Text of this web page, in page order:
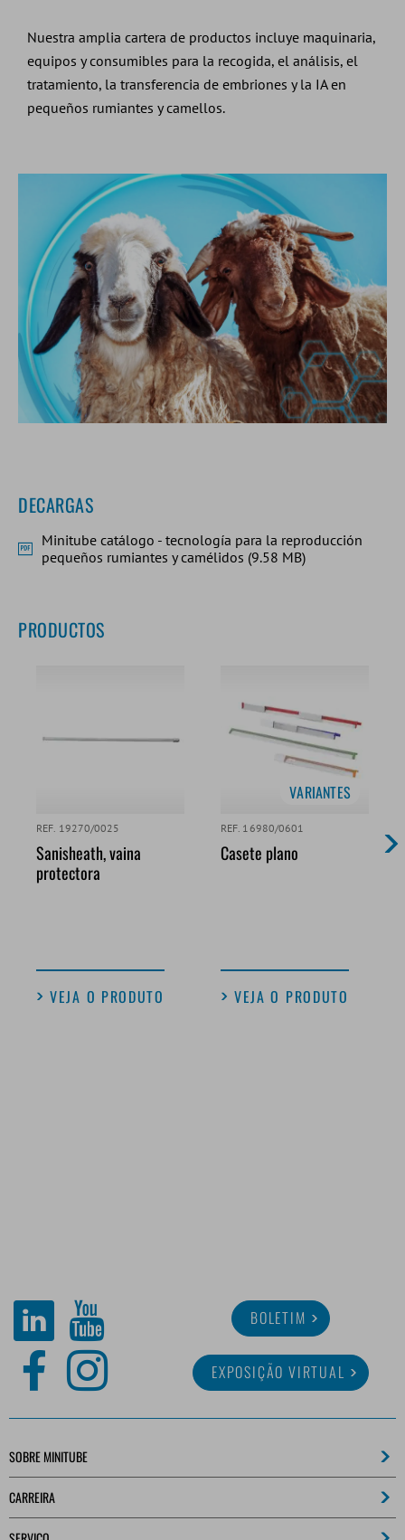
Nuestra amplia cartera de productos incluye maquinaria,
equipos y consumibles para la recogida, el análisis, el
tratamiento, la transferencia de embriones y la IA en
pequeños rumiantes y camellos.
DECARGAS
Minitube catálogo - tecnología para la reproducción
pequeños rumiantes y camélidos (9.58 MB)
PRODUCTOS
REF. 19270/0025
Sanisheath, vaina
protectora
VEJA O PRODUTO
VARIANTES
REF. 16980/0601
Casete plano
VEJA O PRODUTO
BOLETIM
EXPOSIÇÃO VIRTUAL
SOBRE MINITUBE
CARREIRA